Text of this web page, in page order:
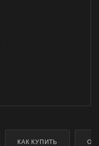
КАК КУПИТЬ